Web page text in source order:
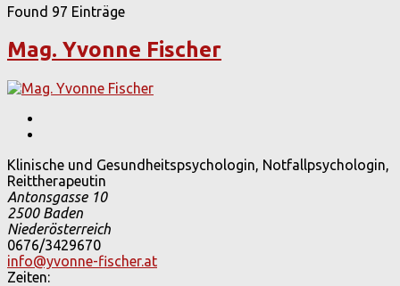
Found 97 Einträge
Mag. Yvonne Fischer
Klinische und Gesundheitspsychologin, Notfallpsychologin,
Reittherapeutin
Antonsgasse 10
2500Baden
Niederösterreich
0676/3429670
info@yvonne-fischer.at
Zeiten: